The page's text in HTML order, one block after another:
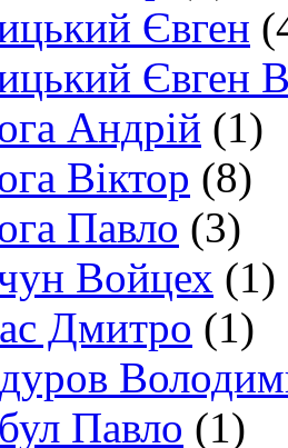
Євген
Євген
Андрій (1)
Віктор (8)
Павло (3)
Войцех (1)
Дмитро (1)
Павло (1)